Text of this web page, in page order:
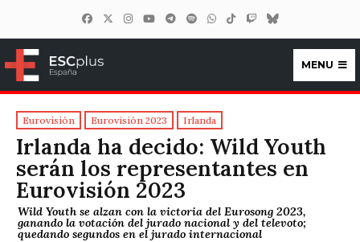
ESCplus España
MENU
Eurovisión Eurovisión 2023 Irlanda
Irlanda ha decido: Wild Youth
serán los representantes en
Eurovisión 2023
Wild Youth se alzan con la victoria del Eurosong 2023,
ganando la votación del jurado nacional y del televoto;
quedando segundos en el jurado internacional